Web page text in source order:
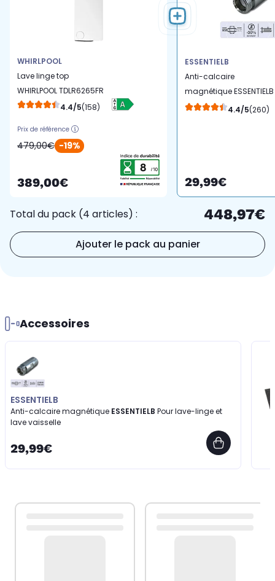
WHIRLPOOL
Lave linge top
WHIRLPOOL TDLR6265FR
4.4/5(158)
Prix de référence
479,00€ -19%
389,00€
ESSENTIELB
Anti-calcaire
magnétique ESSENTIELB
Pour lave-linge et lave
4.4/5(260)
29,99€
Total du pack (4 articles) : 448,97€
Ajouter le pack au panier
Accessoires
ESSENTIELB
Anti-calcaire magnétique ESSENTIELB
lave vaisselle
29,99€